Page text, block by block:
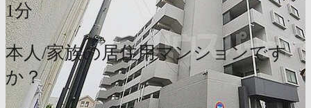
1分
本人/家族の居住用マンションです
か？